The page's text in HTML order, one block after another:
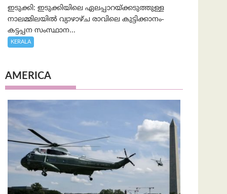
ഇടുക്കി: ഇടുക്കിയിലെ ഏലപ്പാറയ്ക്കടുത്തുള്ള
നാലമ്മിലയിൽ വ്യാഴാഴ്ച രാവിലെ കുട്ടിക്കാനം-
കട്ടപ്പന സംസ്ഥാന...
KERALA
AMERICA